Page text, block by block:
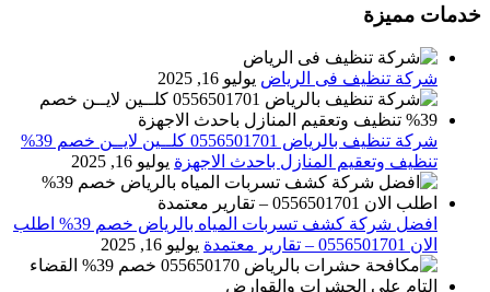
خدمات مميزة
شركة تنظيف فى الرياض يوليو 16, 2025
شركة تنظيف بالرياض 0556501701 كلــين لايــن خصم 39%
تنظيف وتعقيم المنازل باحدث الاجهزة يوليو 16, 2025
افضل شركة كشف تسربات المياه بالرياض خصم 39% اطلب
الان 0556501701‬‏ – تقارير معتمدة
يوليو 16, 2025